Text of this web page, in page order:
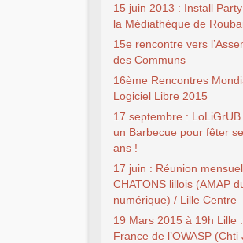
15 juin 2013 : Install
la Médiathèque de
15e rencontre vers
des Communs
16ème Rencontres
Logiciel Libre 2015
17 septembre :
un Barbecue pour fêter
ans !
17 juin : Réunion
CHATONS lillois (AMAP
numérique) / Lille Centre
19 Mars 2015 à 19h Lille
France de l’OWASP (Chti